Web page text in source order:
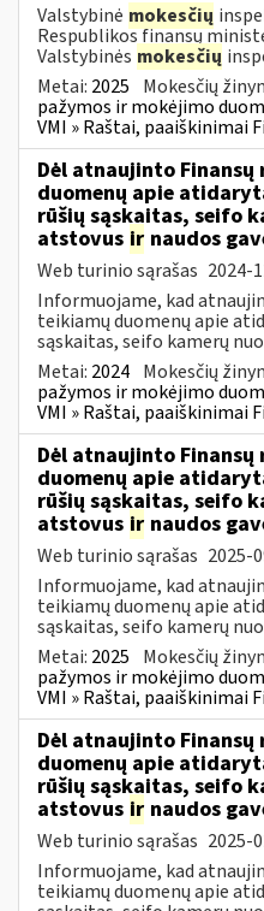
Valstybinė mokesčių
Respublikos finansų
Valstybinės mokesčių
Metai: 2025 Mokesčių
pažymos ir mokėjimo
VMI » Raštai, paaiškinimai
Dėl atnaujinto
duomenų apie
rūšių sąskaitas, seifo
atstovus ir naudos
Web turinio sąrašas 2024-
Informuojame, kad
teikiamų duomenų apie
sąskaitas, seifo kamerų
Metai: 2024 Mokesčių
pažymos ir mokėjimo
VMI » Raštai, paaiškinimai
Dėl atnaujinto
duomenų apie
rūšių sąskaitas, seifo
atstovus ir naudos
Web turinio sąrašas 2025-
Informuojame, kad
teikiamų duomenų apie
sąskaitas, seifo kamerų
Metai: 2025 Mokesčių
pažymos ir mokėjimo
VMI » Raštai, paaiškinimai
Dėl atnaujinto
duomenų apie
rūšių sąskaitas, seifo
atstovus ir naudos
Web turinio sąrašas 2025-
Informuojame, kad
teikiamų duomenų apie